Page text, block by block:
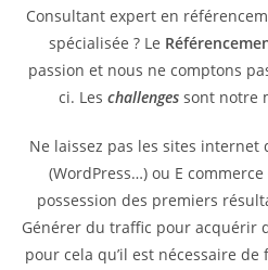
Consultant expert en
spécialisée ? Le
passion et nous ne comptons
ci. Les challengessont notre
Ne laissez pas les sites internet
(WordPress…) ou E
possession des premiers
Générer du traffic pour acquérir
pour cela qu’il est nécessaire